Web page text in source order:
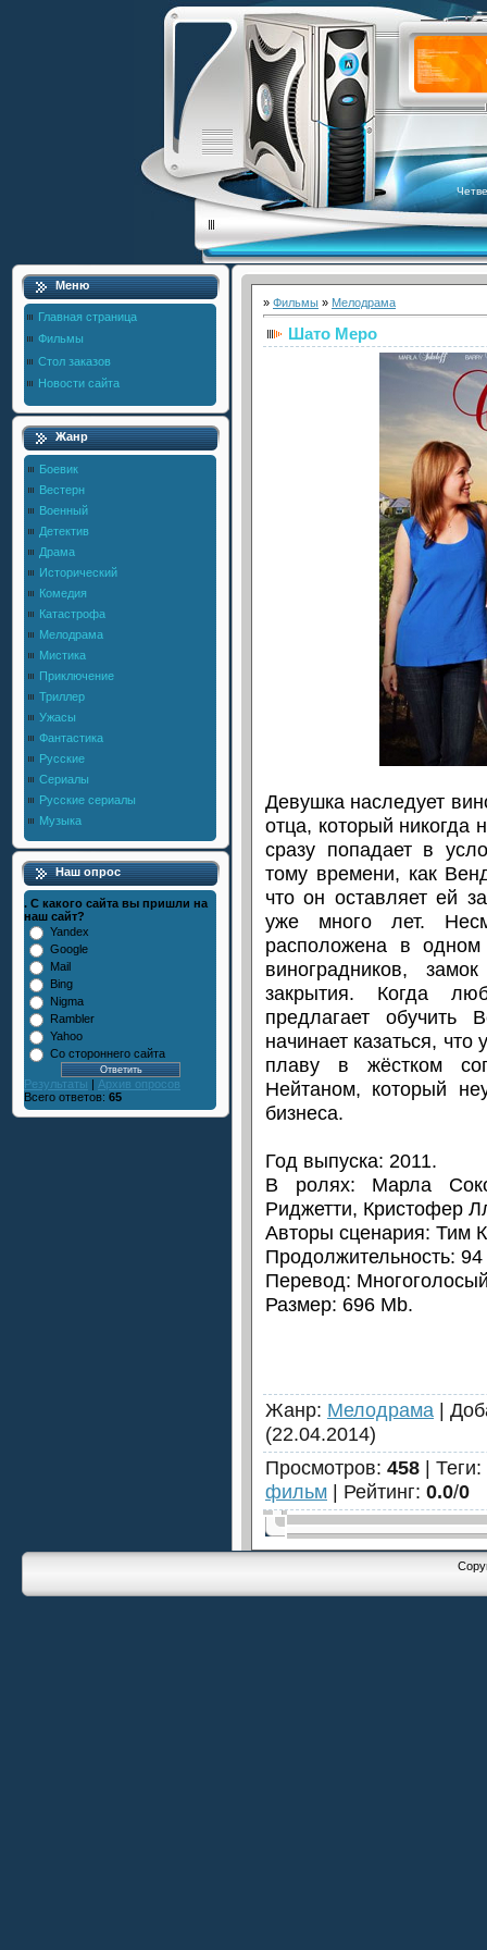
Меню
Главная страница
Фильмы
Стол заказов
Новости сайта
Жанр
Боевик
Вестерн
Военный
Детектив
Драма
Исторический
Комедия
Катастрофа
Мелодрама
Мистика
Приключение
Триллер
Ужасы
Фантастика
Русские
Сериалы
Русские сериалы
Музыка
Наш опрос
. С какого сайта вы пришли на
наш сайт?
Yandex
Google
Mail
Bing
Nigma
Rambler
Yahoo
Со стороннего сайта
Результаты | Архив опросов
Всего ответов: 65
» Фильмы » Мелодрама
Шато Меро
Девушка наследует
отца, который никогда
сразу попадает в
тому времени, как
что он оставляет ей
уже много лет.
расположена в
виноградников,
закрытия. Когда
предлагает обучить
начинает казаться,
плаву в жёстком
Нейтаном, который
бизнеса.
Год выпуска: 2011.
В ролях: Марла
Риджетти, Кристофер
Авторы сценария: Тим
Продолжительность:
Перевод:
Размер: 696 Mb.
Жанр: Мелодрама |
(22.04.2014)
Просмотров: 458 | Теги:
фильм | Рейтинг: 0.0/0